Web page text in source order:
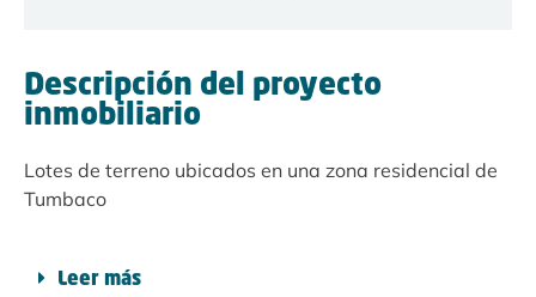
Descripción del proyecto
inmobiliario
Lotes de terreno ubicados en una zona residencial de
Tumbaco
Leer más